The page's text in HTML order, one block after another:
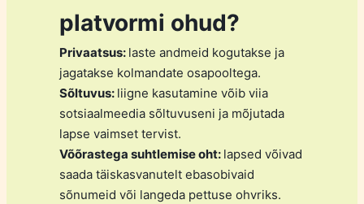
platvormi ohud?
Privaatsus: laste andmeid kogutakse ja
jagatakse kolmandate osapooltega.
Sõltuvus: liigne kasutamine võib viia
sotsiaalmeedia sõltuvuseni ja mõjutada
lapse vaimset tervist.
Võõrastega suhtlemise oht: lapsed võivad
saada täiskasvanutelt ebasobivaid
sõnumeid või langeda pettuse ohvriks.